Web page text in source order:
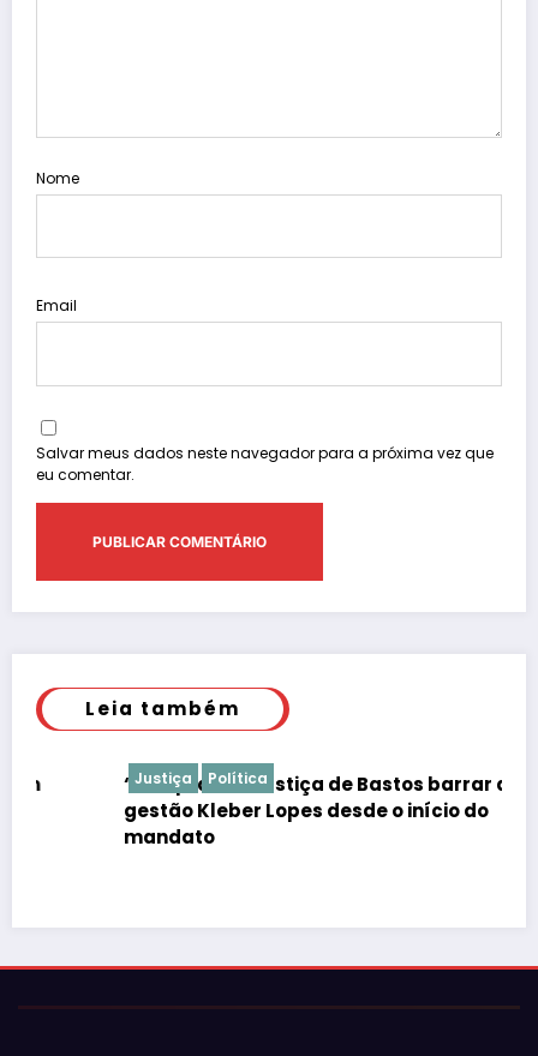
Nome
Email
Salvar meus dados neste navegador para a próxima vez que
eu comentar.
Leia também
Política
“É de praxe”: Justiça de Bastos barrar atos da
gestão Kleber Lopes desde o início do
mandato